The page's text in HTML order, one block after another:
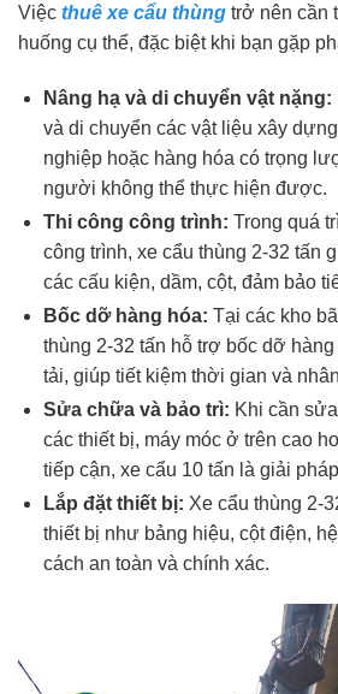
Việc thuê xe cẩu thùng trở nên cần
huống cụ thể, đặc biệt khi bạn gặp
Nâng hạ và di chuyển vật nặng:
và di chuyển các vật liệu xây
nghiệp hoặc hàng hóa có trọng
người không thể thực hiện được.
Thi công công trình: Trong quá
công trình, xe cẩu thùng 2-32 tấn
các cấu kiện, dầm, cột, đảm bảo
Bốc dỡ hàng hóa: Tại các kho
thùng 2-32 tấn hỗ trợ bốc dỡ
tải, giúp tiết kiệm thời gian và
Sửa chữa và bảo trì: Khi cần
các thiết bị, máy móc ở trên cao
tiếp cận, xe cẩu 10 tấn là giải
Lắp đặt thiết bị: Xe cẩu thùng 2-
thiết bị như bảng hiệu, cột điện,
cách an toàn và chính xác.